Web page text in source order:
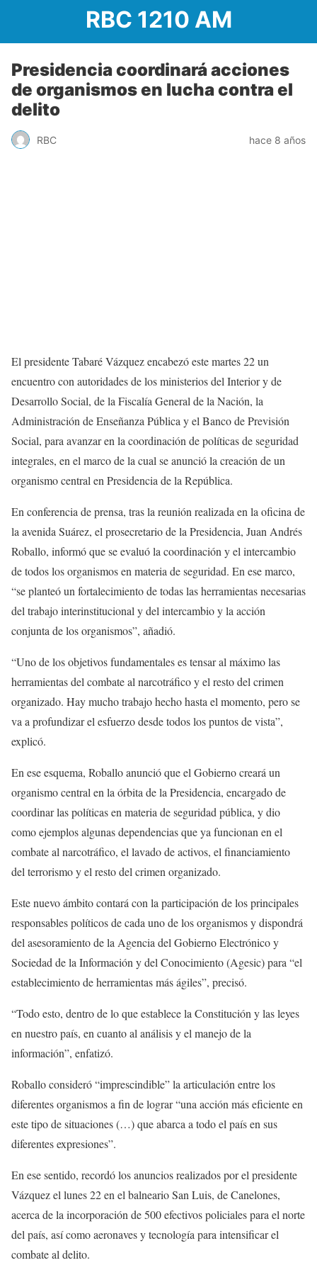
RBC 1210 AM
Presidencia coordinará acciones
de organismos en lucha contra el
delito
RBC hace 8 años
El presidente Tabaré Vázquez encabezó este martes 22 un
encuentro con autoridades de los ministerios del Interior y de
Desarrollo Social, de la Fiscalía General de la Nación, la
Administración de Enseñanza Pública y el Banco de Previsión
Social, para avanzar en la coordinación de políticas de seguridad
integrales, en el marco de la cual se anunció la creación de un
organismo central en Presidencia de la República.
En conferencia de prensa, tras la reunión realizada en la oficina de
la avenida Suárez, el prosecretario de la Presidencia, Juan Andrés
Roballo, informó que se evaluó la coordinación y el intercambio
de todos los organismos en materia de seguridad. En ese marco,
“se planteó un fortalecimiento de todas las herramientas necesarias
del trabajo interinstitucional y del intercambio y la acción
conjunta de los organismos”, añadió.
“Uno de los objetivos fundamentales es tensar al máximo las
herramientas del combate al narcotráfico y el resto del crimen
organizado. Hay mucho trabajo hecho hasta el momento, pero se
va a profundizar el esfuerzo desde todos los puntos de vista”,
explicó.
En ese esquema, Roballo anunció que el Gobierno creará un
organismo central en la órbita de la Presidencia, encargado de
coordinar las políticas en materia de seguridad pública, y dio
como ejemplos algunas dependencias que ya funcionan en el
combate al narcotráfico, el lavado de activos, el financiamiento
del terrorismo y el resto del crimen organizado.
Este nuevo ámbito contará con la participación de los principales
responsables políticos de cada uno de los organismos y dispondrá
del asesoramiento de la Agencia del Gobierno Electrónico y
Sociedad de la Información y del Conocimiento (Agesic) para “el
establecimiento de herramientas más ágiles”, precisó.
“Todo esto, dentro de lo que establece la Constitución y las leyes
en nuestro país, en cuanto al análisis y el manejo de la
información”, enfatizó.
Roballo consideró “imprescindible” la articulación entre los
diferentes organismos a fin de lograr “una acción más eficiente en
este tipo de situaciones (…) que abarca a todo el país en sus
diferentes expresiones”.
En ese sentido, recordó los anuncios realizados por el presidente
Vázquez el lunes 22 en el balneario San Luis, de Canelones,
acerca de la incorporación de 500 efectivos policiales para el norte
del país, así como aeronaves y tecnología para intensificar el
combate al delito.